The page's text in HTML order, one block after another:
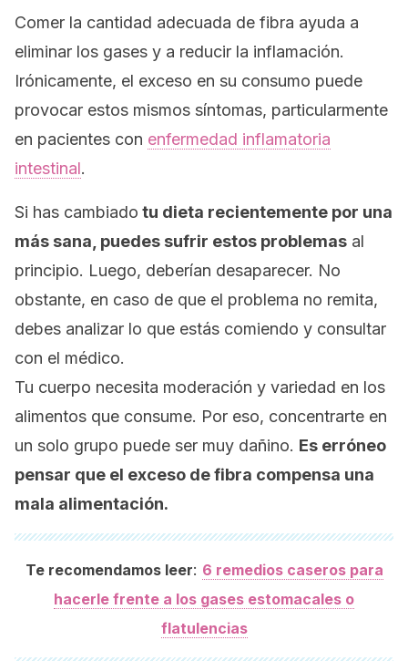
Comer la cantidad adecuada de fibra ayuda a
eliminar los gases y a reducir la inflamación.
Irónicamente, el exceso en su consumo puede
provocar estos mismos síntomas, particularmente
en pacientes con enfermedad inflamatoria
intestinal.
Si has cambiado tu dieta recientemente por una
más sana, puedes sufrir estos problemas al
principio. Luego, deberían desaparecer. No
obstante, en caso de que el problema no remita,
debes analizar lo que estás comiendo y consultar
con el médico.
Tu cuerpo necesita moderación y variedad en los
alimentos que consume. Por eso, concentrarte en
un solo grupo puede ser muy dañino. Es erróneo
pensar que el exceso de fibra compensa una
mala alimentación.
Te recomendamos leer: 6 remedios caseros para
hacerle frente a los gases estomacales o
flatulencias